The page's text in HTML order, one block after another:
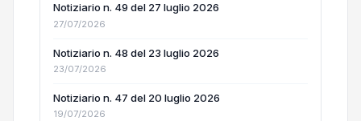
Notiziario n. 49 del 27 luglio 2026
27/07/2026
Notiziario n. 48 del 23 luglio 2026
23/07/2026
Notiziario n. 47 del 20 luglio 2026
19/07/2026